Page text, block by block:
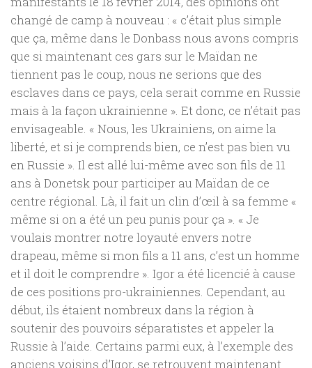
changé de camp à nouveau : « c’était plus simple
que ça, même dans le Donbass nous avons compris
que si maintenant ces gars sur le Maïdan ne
tiennent pas le coup, nous ne serions que des
esclaves dans ce pays, cela serait comme en Russie
mais à la façon ukrainienne ». Et donc, ce n’était pas
envisageable. « Nous, les Ukrainiens, on aime la
liberté, et si je comprends bien, ce n’est pas bien vu
en Russie ». Il est allé lui-même avec son fils de 11
ans à Donetsk pour participer au Maïdan de ce
centre régional. Là, il fait un clin d’œil à sa femme «
même si on a été un peu punis pour ça ». « Je
voulais montrer notre loyauté envers notre
drapeau, même si mon fils a 11 ans, c’est un homme
et il doit le comprendre ». Igor a été licencié à cause
de ces positions pro-ukrainiennes. Cependant, au
début, ils étaient nombreux dans la région à
soutenir des pouvoirs séparatistes et appeler la
Russie à l’aide. Certains parmi eux, à l’exemple des
anciens voisins d’Igor, se retrouvent maintenant